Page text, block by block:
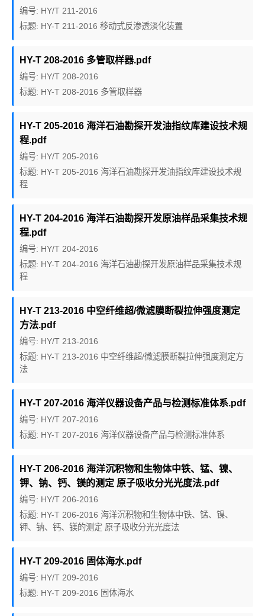
编号: HY/T 211-2016
标题: HY-T 211-2016 移动式反渗透淡化装置
HY-T 208-2016 多管取样器.pdf
编号: HY/T 208-2016
标题: HY-T 208-2016 多管取样器
HY-T 205-2016 海洋石油勘探开发油指纹库建设技术规
程.pdf
编号: HY/T 205-2016
标题: HY-T 205-2016 海洋石油勘探开发油指纹库建设技术规
程
HY-T 204-2016 海洋石油勘探开发原油样品采集技术规
程.pdf
编号: HY/T 204-2016
标题: HY-T 204-2016 海洋石油勘探开发原油样品采集技术规
程
HY-T 213-2016 中空纤维超/微滤膜断裂拉伸强度测定
方法.pdf
编号: HY/T 213-2016
标题: HY-T 213-2016 中空纤维超/微滤膜断裂拉伸强度测定方
法
HY-T 207-2016 海洋仪器设备产品与检测标准体系.pdf
编号: HY/T 207-2016
标题: HY-T 207-2016 海洋仪器设备产品与检测标准体系
HY-T 206-2016 海洋沉积物和生物体中铁、锰、镍、
钾、钠、钙、镁的测定 原子吸收分光光度法.pdf
编号: HY/T 206-2016
标题: HY-T 206-2016 海洋沉积物和生物体中铁、锰、镍、
钾、钠、钙、镁的测定 原子吸收分光光度法
HY-T 209-2016 固体海水.pdf
编号: HY/T 209-2016
标题: HY-T 209-2016 固体海水